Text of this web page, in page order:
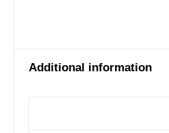
Additional information